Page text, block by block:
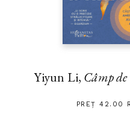
Yiyun Li, Câmp
PREȚ 42.00